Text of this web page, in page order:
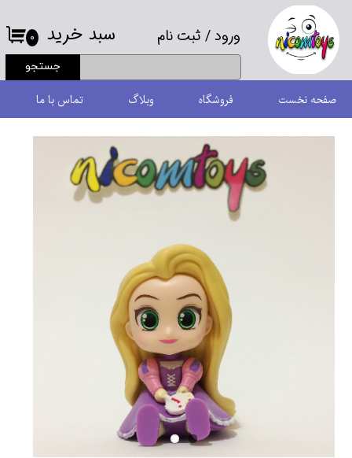
ورود/ ثبت نام
حساب کاربری من
تغییر گذر واژه
سفارشات
خروج از حساب کاربری
جستجو
۰ سبد خرید
صفحه نخست فروشگاه وبلاگ تماس با ما